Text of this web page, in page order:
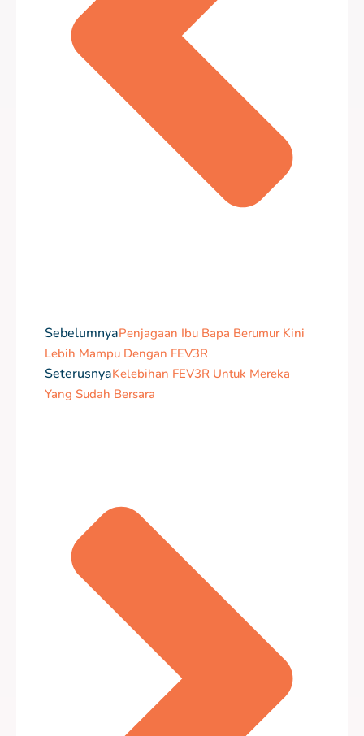
SebelumnyaPenjagaan Ibu Bapa Berumur Kini
Lebih Mampu Dengan FEV3R
SeterusnyaKelebihan FEV3R Untuk Mereka
Yang Sudah Bersara